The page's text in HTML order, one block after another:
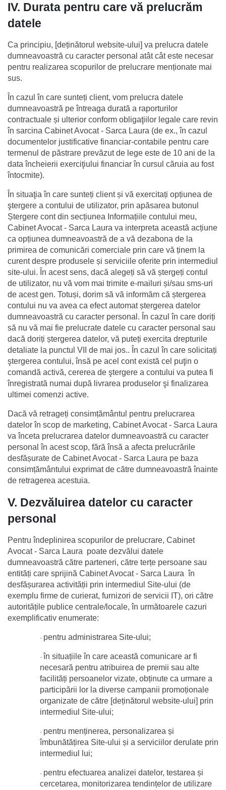
IV. Durata pentru care vă prelucrăm
datele
Ca principiu, [deținătorul website-ului] va prelucra datele
dumneavoastră cu caracter personal atât cât este necesar
pentru realizarea scopurilor de prelucrare menționate mai
sus.
În cazul în care sunteți client, vom prelucra datele
dumneavoastră pe întreaga durată a raporturilor
contractuale și ulterior conform obligaţiilor legale care revin
în sarcina Cabinet Avocat - Sarca Laura (de ex., în cazul
documentelor justificative financiar-contabile pentru care
termenul de păstrare prevăzut de lege este de 10 ani de la
data încheierii exerciţiului financiar în cursul căruia au fost
întocmite).
În situaţia în care sunteți client și vă exercitați opțiunea de
ştergere a contului de utilizator, prin apăsarea butonul
Ștergere cont din secțiunea Informațiile contului meu,
Cabinet Avocat - Sarca Laura va interpreta această acțiune
ca opțiunea dumneavoastră de a vă dezabona de la
primirea de comunicări comerciale prin care vă ținem la
curent despre produsele și serviciile oferite prin intermediul
site-ului. În acest sens, dacă alegeți să vă ștergeți contul
de utilizator, nu vă vom mai trimite e-mailuri și/sau sms-uri
de acest gen. Totuși, dorim să vă informăm că ștergerea
contului nu va avea ca efect automat ștergerea datelor
dumneavoastră cu caracter personal. În cazul în care doriți
să nu vă mai fie prelucrate datele cu caracter personal sau
dacă doriți ștergerea datelor, vă puteți exercita drepturile
detaliate la punctul VII de mai jos.. În cazul în care solicitați
ştergerea contului, însă pe acel cont există cel puţin o
comandă activă, cererea de ştergere a contului va putea fi
înregistrată numai după livrarea produselor şi finalizarea
ultimei comenzi active.
Dacă vă retrageți consimțământul pentru prelucrarea
datelor în scop de marketing, Cabinet Avocat - Sarca Laura
va înceta prelucrarea datelor dumneavoastră cu caracter
personal în acest scop, fără însă a afecta prelucrările
desfășurate de Cabinet Avocat - Sarca Laura pe baza
consimțământului exprimat de către dumneavoastră înainte
de retragerea acestuia.
V. Dezvăluirea datelor cu caracter
personal
Pentru îndeplinirea scopurilor de prelucrare, Cabinet
Avocat - Sarca Laura  poate dezvălui datele
dumneavoastră către parteneri, către terțe persoane sau
entități care sprijină Cabinet Avocat - Sarca Laura  în
desfășurarea activității prin intermediul Site-ului (de
exemplu firme de curierat, furnizori de servicii IT), ori către
autoritățile publice centrale/locale, în următoarele cazuri
exemplificativ enumerate:
· pentru administrarea Site-ului;
· în situațiile în care această comunicare ar fi
necesară pentru atribuirea de premii sau alte
facilități persoanelor vizate, obținute ca urmare a
participării lor la diverse campanii promoționale
organizate de către [deținătorul website-ului] prin
intermediul Site-ului;
· pentru menținerea, personalizarea și
îmbunătățirea Site-ului și a serviciilor derulate prin
intermediul lui;
· pentru efectuarea analizei datelor, testarea și
cercetarea, monitorizarea tendințelor de utilizare